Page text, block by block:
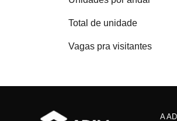
Total de unidade
Vagas pra visitantes
A